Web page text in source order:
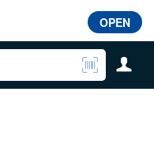
OPEN